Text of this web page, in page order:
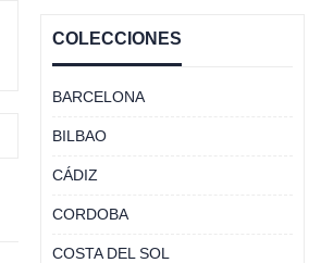
COLECCIONES
BARCELONA
BILBAO
CÁDIZ
CORDOBA
COSTA DEL SOL